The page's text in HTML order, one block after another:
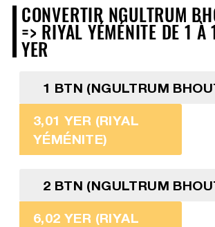
CONVERTIR NGULTRUM
=> RIYAL YÉMÉNITE DE 1
YER
1 BTN (NGULTRUM
3,01 YER (RIYAL
YÉMÉNITE)
2 BTN (NGULTRUM
6,02 YER (RIYAL